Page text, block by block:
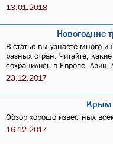
13.01.2018
Новогодние
В статье вы узнаете много
разных стран. Читайте,
сохранились в Европе, Азии,
23.12.2017
Крым
Обзор хорошо известных
16.12.2017